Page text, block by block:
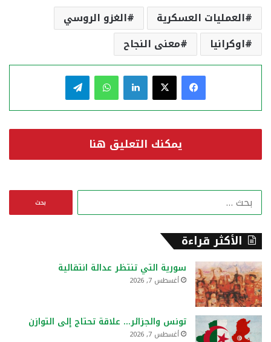
العمليات العسكرية
الغزو الروسي
اوكرانيا
معنى النجاح
فيسبوك لينكدإن واتساب
يمكنك التعليق هنا
ن
الأكثر قراءة
سورية التي تنتظر عدالة انتقالية
أغسطس 7, 2026
تونس والجزائر… علاقة تحتاج إلى التوازن
أغسطس 7, 2026